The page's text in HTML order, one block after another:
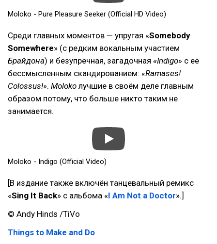
Moloko - Pure Pleasure Seeker (Official HD Video)
Среди главных моментов — упругая «Somebody
Somewhere» (с редким вокальным участием
Брайдона) и безупречная, загадочная «Indigo» с её
бессмысленным скандированием: «Ramases!
Colossus!». Moloko лучшие в своём деле главным
образом потому, что больше никто таким не
занимается.
Moloko - Indigo (Official Video)
[В издание также включён танцевальный ремикс
«Sing It Back» с альбома «I Am Not a Doctor».]
© Andy Hinds /TiVo
Things to Make and Do